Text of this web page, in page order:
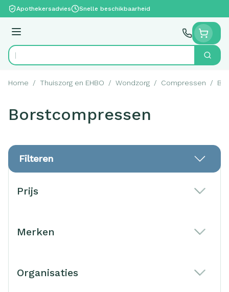
Ga naar de inhoud
Apothekersadvies Snelle beschikbaarheid
Menu
Product, merk, categorie... Zoek
Home / Thuiszorg en EHBO / Wondzorg / Compressen /
Borstcompressen
Filteren
Prijs
Merken
Organisaties